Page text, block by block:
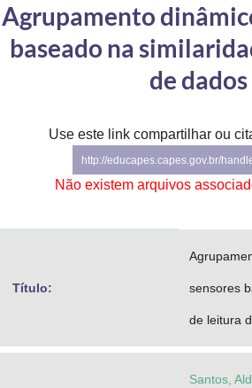
Controladoria-Geral da União
Secretaria de Governo
Gabinete de Segurança Institucional
Planalto
Agrupamento
baseado na
de dados
Use este link compartilhar ou
http://educapes.capes.gov.br/
Não existem arquivos
Título: sensores
de leitura
Santos,